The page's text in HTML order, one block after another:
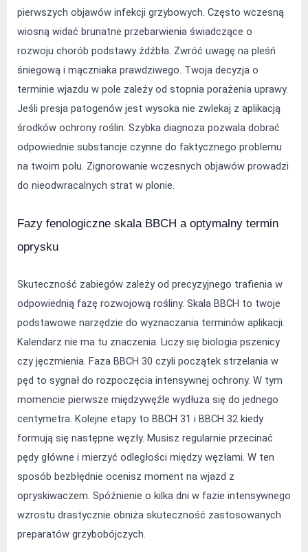
pierwszych objawów infekcji grzybowych. Często wczesną
wiosną widać brunatne przebarwienia świadczące o
rozwoju chorób podstawy źdźbła. Zwróć uwagę na pleśń
śniegową i mączniaka prawdziwego. Twoja decyzja o
terminie wjazdu w pole zależy od stopnia porażenia uprawy.
Jeśli presja patogenów jest wysoka nie zwlekaj z aplikacją
środków ochrony roślin. Szybka diagnoza pozwala dobrać
odpowiednie substancje czynne do faktycznego problemu
na twoim polu. Zignorowanie wczesnych objawów prowadzi
do nieodwracalnych strat w plonie.
Fazy fenologiczne skala BBCH a optymalny termin
oprysku
Skuteczność zabiegów zależy od precyzyjnego trafienia w
odpowiednią fazę rozwojową rośliny. Skala BBCH to twoje
podstawowe narzędzie do wyznaczania terminów aplikacji.
Kalendarz nie ma tu znaczenia. Liczy się biologia pszenicy
czy jęczmienia. Faza BBCH 30 czyli początek strzelania w
pęd to sygnał do rozpoczęcia intensywnej ochrony. W tym
momencie pierwsze międzywęźle wydłuża się do jednego
centymetra. Kolejne etapy to BBCH 31 i BBCH 32 kiedy
formują się następne węzły. Musisz regularnie przecinać
pędy główne i mierzyć odległości między węzłami. W ten
sposób bezbłędnie ocenisz moment na wjazd z
opryskiwaczem. Spóźnienie o kilka dni w fazie intensywnego
wzrostu drastycznie obniża skuteczność zastosowanych
preparatów grzybobójczych.